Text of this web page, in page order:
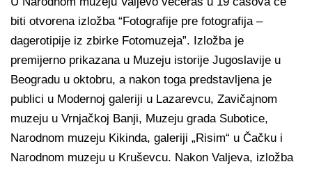
biti otvorena izložba “Fotografije pre fotografija –
dagerotipije iz zbirke Fotomuzeja”. Izložba je
premijerno prikazana u Muzeju istorije Jugoslavije u
Beogradu u oktobru, a nakon toga predstavljena je
publici u Modernoj galeriji u Lazarevcu, Zavičajnom
muzeju u Vrnjačkoj Banji, Muzeju grada Subotice,
Narodnom muzeju Kikinda, galeriji „Risim“ u Čačku i
Narodnom muzeju u Kruševcu. Nakon Valjeva, izložba